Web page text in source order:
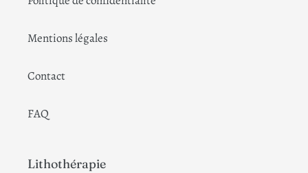
Mentions légales
Contact
FAQ
Lithothérapie